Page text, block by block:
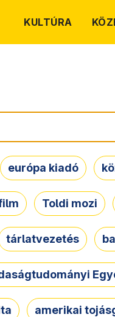
KULTÚRA
európa kiadó
Toldi mozi
tárlatvezetés
amerikai